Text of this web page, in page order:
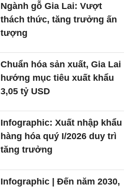
Ngành gỗ Gia Lai: Vượt
thách thức, tăng trưởng ấn
tượng
Chuẩn hóa sản xuất, Gia Lai
hướng mục tiêu xuất khẩu
3,05 tỷ USD
Infographic: Xuất nhập khẩu
hàng hóa quý I/2026 duy trì
tăng trưởng
Infographic | Đến năm 2030,